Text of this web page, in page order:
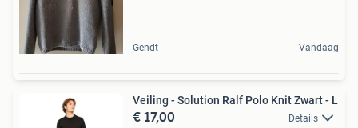
Gendt Vandaag
Veiling - Solution Ralf Polo Knit Zwart - L
€ 17,00 Details